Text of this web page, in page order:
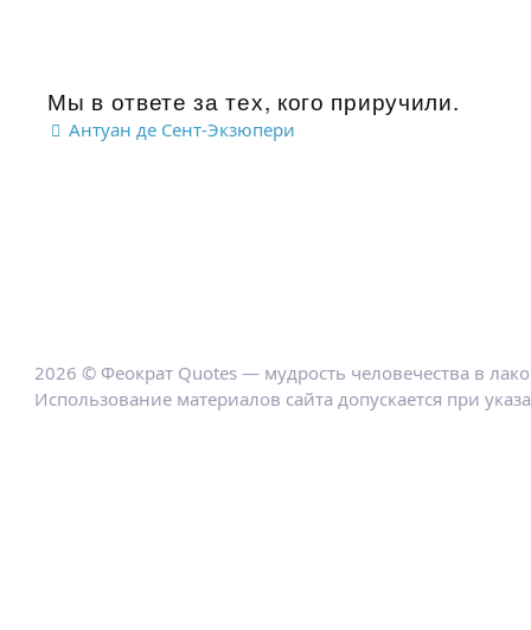
Мы в ответе за тех, кого приручили.
Антуан де Сент-Экзюпери
2026 © Феократ Quotes — мудрость человечества в
Использование материалов сайта допускается при